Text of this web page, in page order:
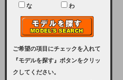
けいたしまして申し訳ございませ
ん。
2023-08-31 (木)
【サーバーメンテナンス実施のお知
らせ】
2023年 9月10日（日曜日）午前8：
な わ
ご希望の項目にチェックを入れて
『モデルを探す』ボタンをクリッ
クしてください。